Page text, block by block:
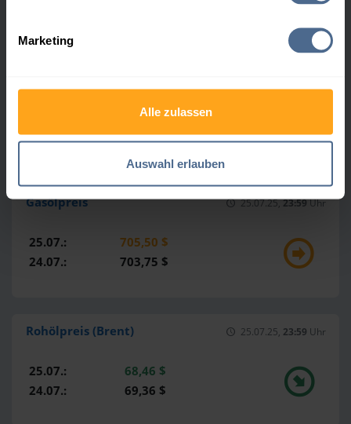
Marketing
Alle zulassen
Auswahl erlauben
112,82 €
24.07.:
112,86 €
Gasölpreis 25.07.25,23:59Uhr
25.07.:
705,50 $
24.07.:
703,75 $
Rohölpreis (Brent) 25.07.25, 23:59 Uhr
25.07.:
68,46 $
24.07.:
69,36 $